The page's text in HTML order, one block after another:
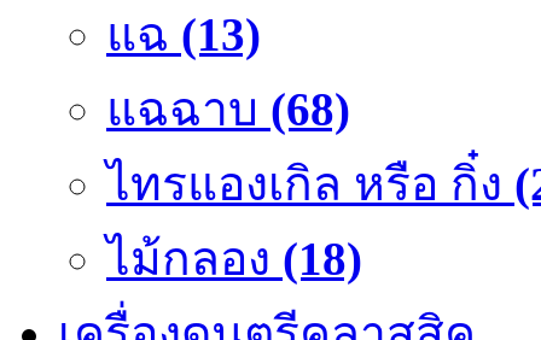
แฉ (13)
แฉฉาบ (68)
ไทรแองเกิล หรือ กิ๋ง
ไม้กลอง (18)